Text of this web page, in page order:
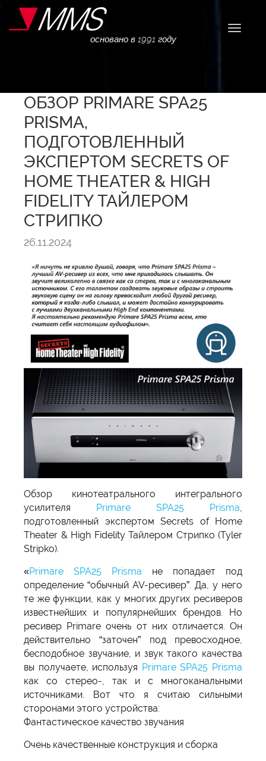
основано в 1991 году
ОБЗОР PRIMARE SPA25
PRISMA,
ПОДГОТОВЛЕННЫЙ
ЭКСПЕРТОМ SECRETS OF
HOME THEATER & HIGH
FIDELITY ТАЙЛЕРОМ
СТРИПКО
26.11.2024
Обзор кинотеатрального интегрального
усилителя Primare SPA25 Prisma,
подготовленный экспертом Secrets of Home
Theater & High Fidelity Тайлером Стрипко (Tyler
Stripko).
«Primare SPA25 Prisma не попадает под
определение “обычный AV-ресивер”. Да, у него
те же функции, как у многих других ресиверов
известнейших и популярнейших брендов. Но
ресивер Primare очень от них отличается. Он
действительно “заточен” под превосходное,
бесподобное звучание, и звук такого качества
вы получаете, используя Primare SPA25 Prisma
как со стерео-, так и с многоканальными
источниками. Вот что я считаю сильными
сторонами этого устройства:
Фантастическое качество звучания
Очень качественные конструкция и сборка